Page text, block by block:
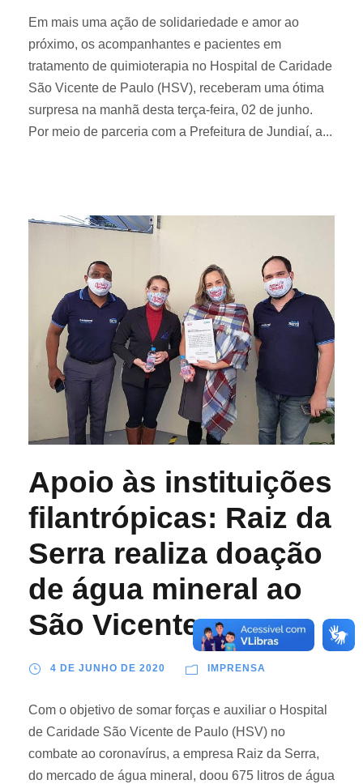
Em mais uma ação de solidariedade e amor ao
próximo, os acompanhantes e pacientes em
tratamento de quimioterapia no Hospital de Caridade
São Vicente de Paulo (HSV), receberam uma ótima
surpresa na manhã desta terça-feira, 02 de junho.
Por meio de parceria com a Prefeitura de Jundiaí, a...
Apoio às instituições
filantrópicas: Raiz da
Serra realiza doação
de água mineral ao
São Vicente
4 DE JUNHO DE 2020 IMPRENSA
Com o objetivo de somar forças e auxiliar o Hospital
de Caridade São Vicente de Paulo (HSV) no
combate ao coronavírus, a empresa Raiz da Serra,
do mercado de água mineral, doou 675 litros de água